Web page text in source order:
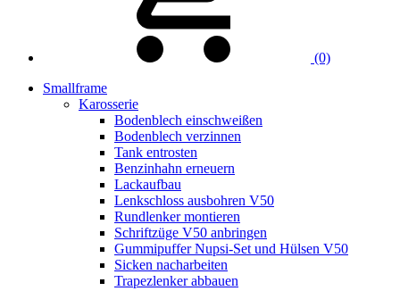
(0)
Smallframe
Karosserie
Bodenblech einschweißen
Bodenblech verzinnen
Tank entrosten
Benzinhahn erneuern
Lackaufbau
Lenkschloss ausbohren V50
Rundlenker montieren
Schriftzüge V50 anbringen
Gummipuffer Nupsi-Set und Hülsen V50
Sicken nacharbeiten
Trapezlenker abbauen